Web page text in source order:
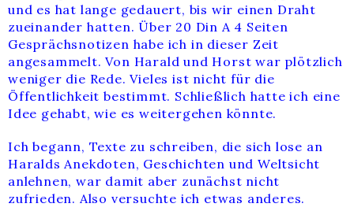
und es hat lange gedauert, bis wir einen Draht
zueinander hatten. Über 20 Din A 4 Seiten
Gesprächsnotizen habe ich in dieser Zeit
angesammelt. Von Harald und Horst war plötzlich
weniger die Rede. Vieles ist nicht für die
Öffentlichkeit bestimmt. Schließlich hatte ich eine
Idee gehabt, wie es weitergehen könnte.
Ich begann, Texte zu schreiben, die sich lose an
Haralds Anekdoten, Geschichten und Weltsicht
anlehnen, war damit aber zunächst nicht
zufrieden. Also versuchte ich etwas anderes.